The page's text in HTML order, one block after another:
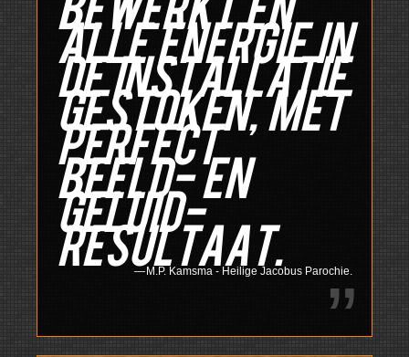
alle energie in
de installatie
gestoken, met
perfect
beeld- en
geluid-
resultaat.
M.P. Kamsma - Heilige Jacobus Parochie.